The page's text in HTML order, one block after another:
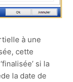
à une
cette
si la
la date de